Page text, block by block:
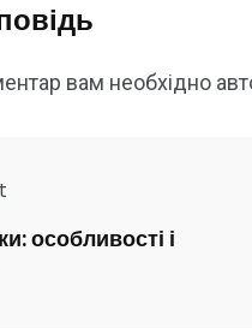
вам необхідно
особливості і